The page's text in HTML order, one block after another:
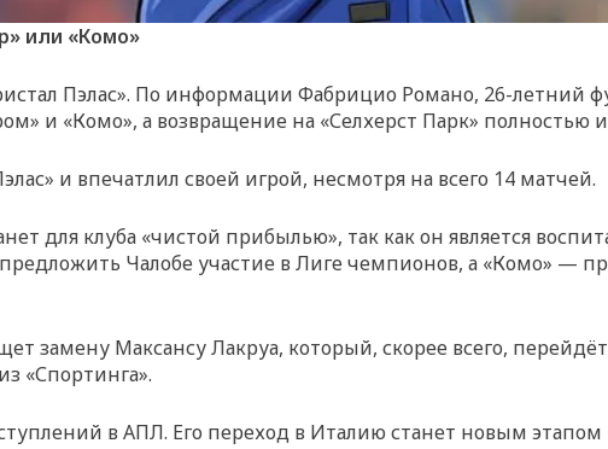
или «Комо»
Пэлас». По информации Фабрицио Романо, 26-летний
и «Комо», а возвращение на «Селхерст Парк» полностью
и впечатлил своей игрой, несмотря на всего 14 матчей.
для клуба «чистой прибылью», так как он является
Чалобе участие в Лиге чемпионов, а «Комо» —
замену Максансу Лакруа, который, скорее всего, перейдёт
«Спортинга».
в АПЛ. Его переход в Италию станет новым этапом